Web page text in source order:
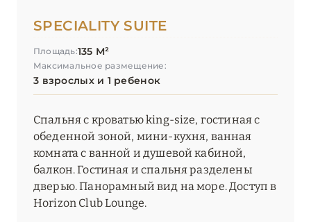
SPECIALITY SUITE
Площадь:135 М²
Максимальное размещение:
3 взрослых и 1 ребенок
Спальня с кроватью king-size, гостиная с
обеденной зоной, мини-кухня, ванная
комната с ванной и душевой кабиной,
балкон. Гостиная и спальня разделены
дверью. Панорамный вид на море. Доступ в
Horizon Club Lounge.